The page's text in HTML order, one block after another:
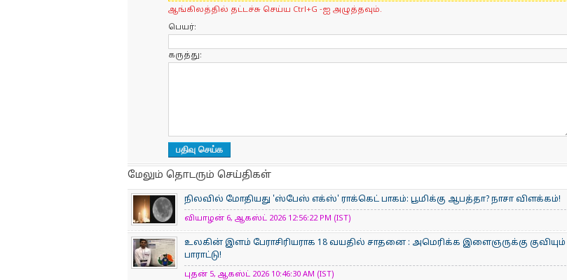
ஆங்கிலத்தில் தட்டச்சு செய்ய Ctrl+G -ஐ அழுத்தவும்.
பெயர்:
கருத்து:
மேலும் தொடரும் செய்திகள்
நிலவில் மோதியது 'ஸ்பேஸ் எக்ஸ்' ராக்கெட் பாகம்: பூமிக்கு ஆபத்தா? நாசா விளக்கம்!
வியாழன் 6, ஆகஸ்ட் 2026 12:56:22 PM (IST)
உலகின் இளம் பேராசிரிய​ராக 18 வயதில் சாதனை : அமெரிக்​க இளைஞருக்கு குவியும்
பாராட்டு!
புதன் 5, ஆகஸ்ட் 2026 10:46:30 AM (IST)